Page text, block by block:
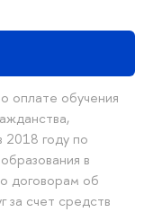
оплате обучения
году по
в
договорам об
за счет средств